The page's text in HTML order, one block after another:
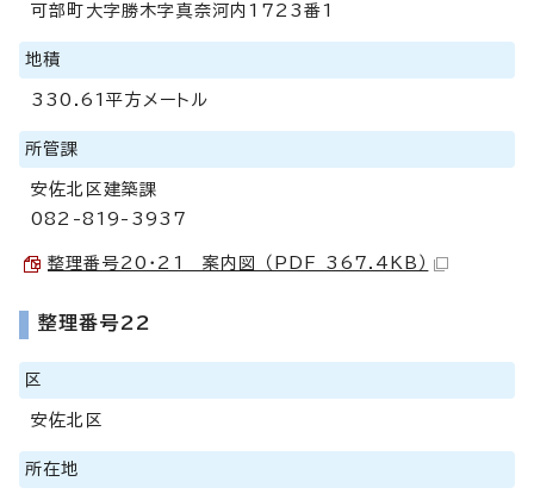
可部町大字勝木字真奈河内1723番1
地積
330.61平方メートル
所管課
安佐北区建築課
082-819-3937
整理番号20・21 案内図 （PDF 367.4KB）
整理番号22
区
安佐北区
所在地